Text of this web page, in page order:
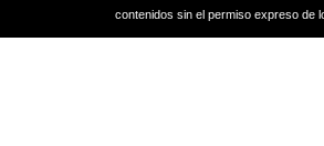
contenidos sin el permiso expreso de